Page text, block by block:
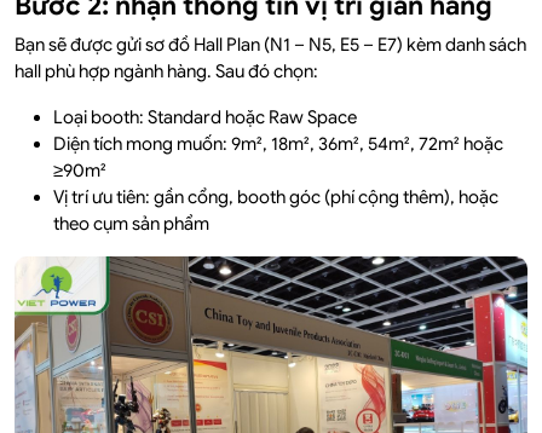
Bạn sẽ được gửi sơ đồ Hall Plan (N1 – N5, E5 – E7) kèm danh sách
hall phù hợp ngành hàng. Sau đó chọn:
Loại booth: Standard hoặc Raw Space
Diện tích mong muốn: 9m², 18m², 36m², 54m², 72m² hoặc
≥90m²
Vị trí ưu tiên: gần cổng, booth góc (phí cộng thêm), hoặc
theo cụm sản phẩm